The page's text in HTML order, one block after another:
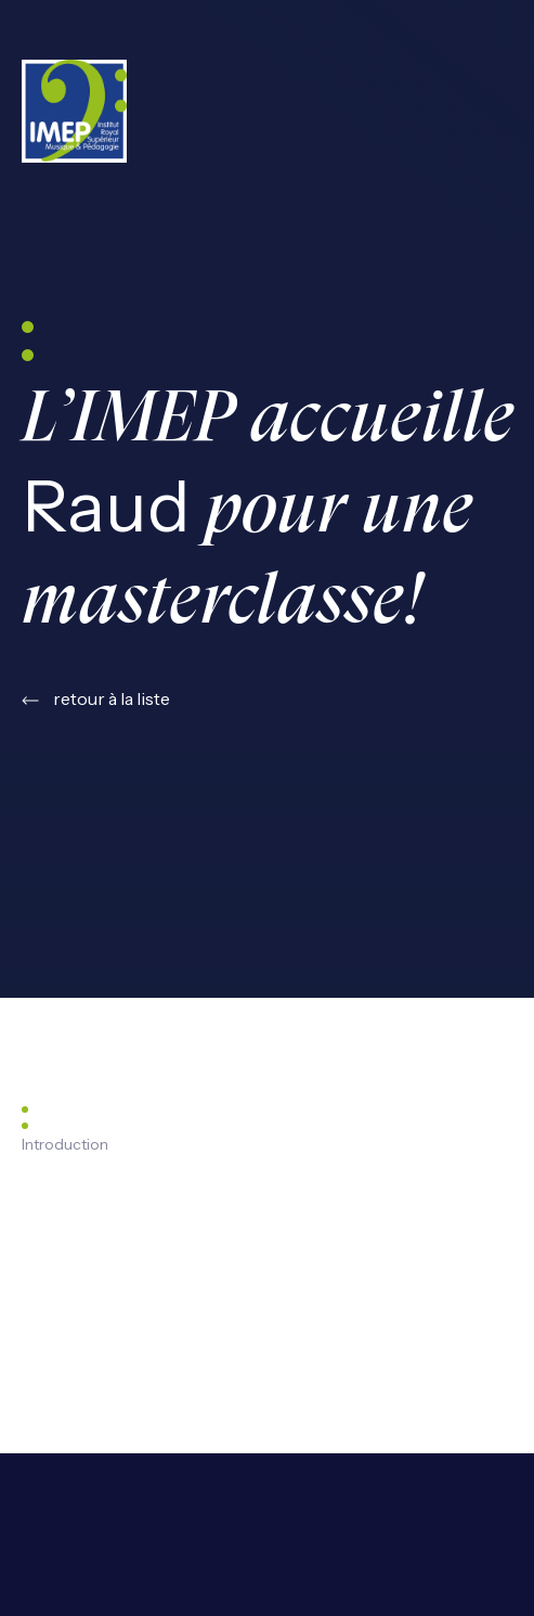
L’IMEP accueille
Raud pour une
masterclasse!
retour à la liste
Introduction